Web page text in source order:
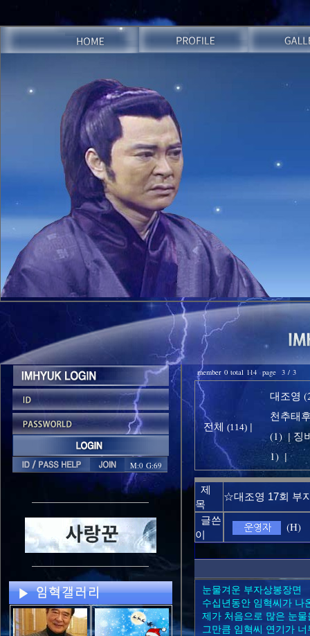
M:0 G:69
member 0 total 114 page 3 / 3
전체 (114) |
대조영
천추태
(1) | 징
1) |
제
목
☆대조영 17회 부
글쓴
이
(H)
눈물겨운 부자상봉장면
수십년동안 임혁씨가 나
제가 처음으로 많은 눈
그만큼 임혁씨 연기가